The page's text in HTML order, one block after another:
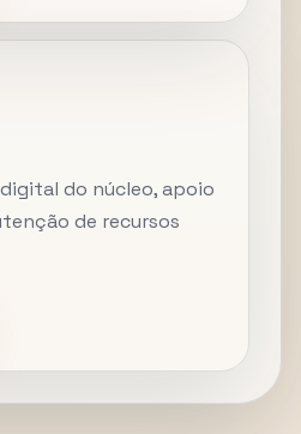
do núcleo, apoio
de recursos